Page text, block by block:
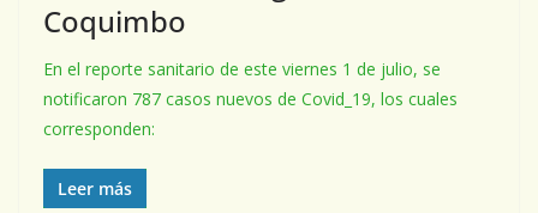
Coquimbo
En el reporte sanitario de este viernes 1 de julio, se
notificaron 787 casos nuevos de Covid_19, los cuales
corresponden:
Leer más